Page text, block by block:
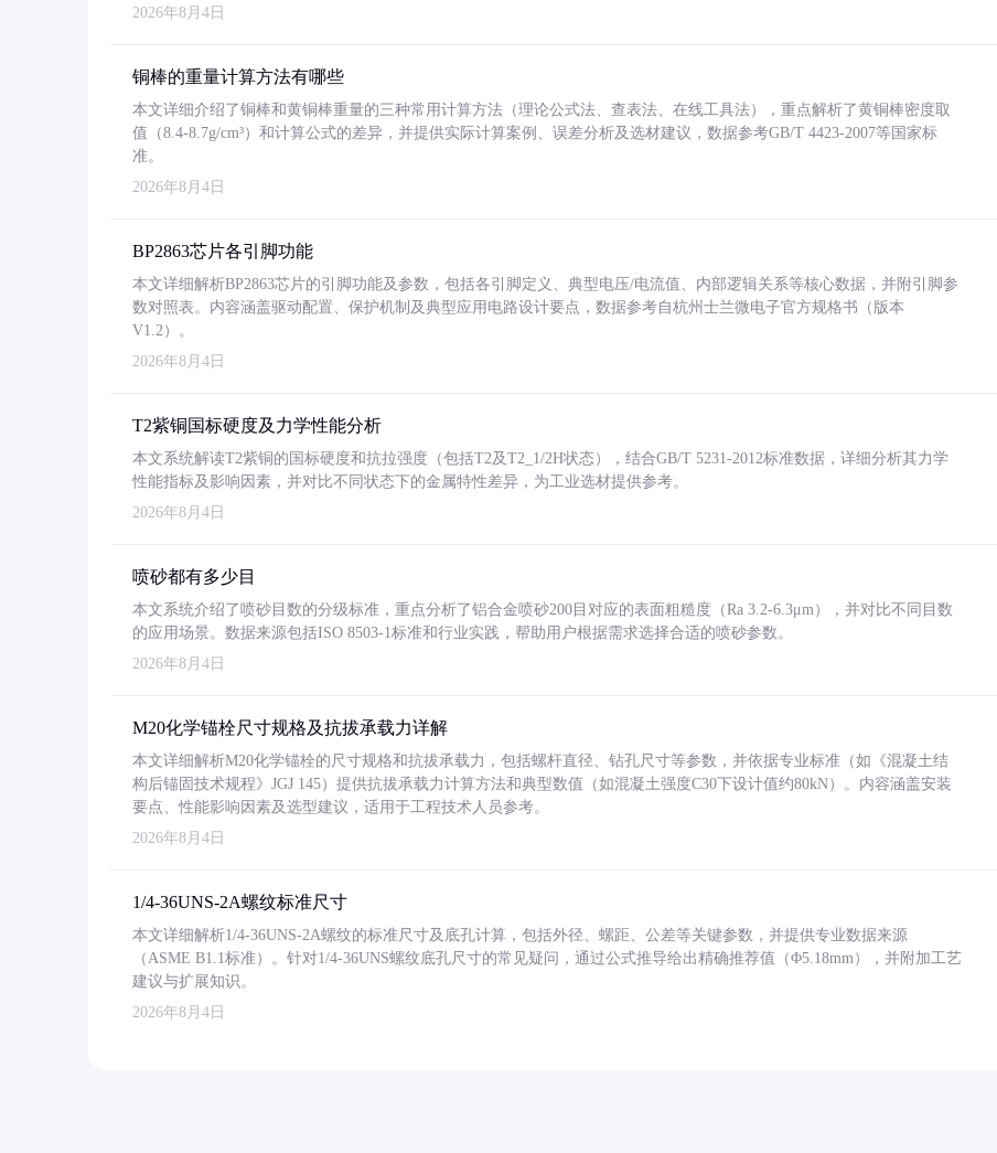
2026年8月4日
铜棒的重量计算方法有哪些
本文详细介绍了铜棒和黄铜棒重量的三种常用计算方法（理论公式法、查表法、在线工具法），重点解析了黄铜棒密度取
值（8.4-8.7g/cm³）和计算公式的差异，并提供实际计算案例、误差分析及选材建议，数据参考GB/T 4423-2007等国家标
准。
2026年8月4日
BP2863芯片各引脚功能
本文详细解析BP2863芯片的引脚功能及参数，包括各引脚定义、典型电压/电流值、内部逻辑关系等核心数据，并附引脚参
数对照表。内容涵盖驱动配置、保护机制及典型应用电路设计要点，数据参考自杭州士兰微电子官方规格书（版本
V1.2）。
2026年8月4日
T2紫铜国标硬度及力学性能分析
本文系统解读T2紫铜的国标硬度和抗拉强度（包括T2及T2_1/2H状态），结合GB/T 5231-2012标准数据，详细分析其力学
性能指标及影响因素，并对比不同状态下的金属特性差异，为工业选材提供参考。
2026年8月4日
喷砂都有多少目
本文系统介绍了喷砂目数的分级标准，重点分析了铝合金喷砂200目对应的表面粗糙度（Ra 3.2-6.3μm），并对比不同目数
的应用场景。数据来源包括ISO 8503-1标准和行业实践，帮助用户根据需求选择合适的喷砂参数。
2026年8月4日
M20化学锚栓尺寸规格及抗拔承载力详解
本文详细解析M20化学锚栓的尺寸规格和抗拔承载力，包括螺杆直径、钻孔尺寸等参数，并依据专业标准（如《混凝土结
构后锚固技术规程》JGJ 145）提供抗拔承载力计算方法和典型数值（如混凝土强度C30下设计值约80kN）。内容涵盖安装
要点、性能影响因素及选型建议，适用于工程技术人员参考。
2026年8月4日
1/4-36UNS-2A螺纹标准尺寸
本文详细解析1/4-36UNS-2A螺纹的标准尺寸及底孔计算，包括外径、螺距、公差等关键参数，并提供专业数据来源
（ASME B1.1标准）。针对1/4-36UNS螺纹底孔尺寸的常见疑问，通过公式推导给出精确推荐值（Φ5.18mm），并附加工艺
建议与扩展知识。
2026年8月4日